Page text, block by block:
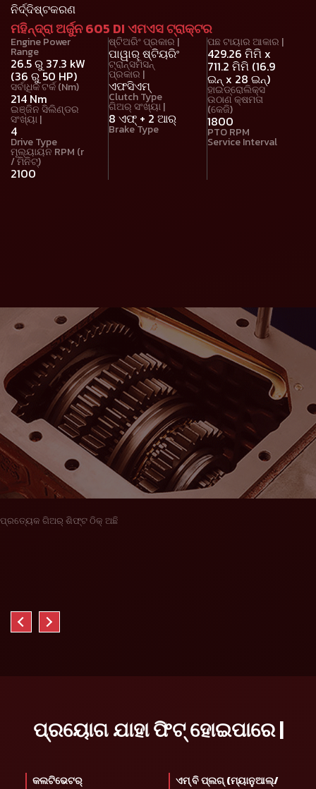
ନିର୍ଦ୍ଦିଷ୍ଟକରଣ
ମହିନ୍ଦ୍ରା ଅର୍ଜୁନ 605 DI ଏମଏସ ଟ୍ରାକ୍ଟର
Engine Power
Range
26.5 ରୁ 37.3 kW
(36 ରୁ 50 HP)
ସର୍ବାଧିକ ଟର୍କ (Nm)
214 Nm
ଇଞ୍ଜିନ ସିଲିଣ୍ଡର
ସଂଖ୍ୟା |
4
Drive Type
ମୂଲ୍ୟାୟନ RPM (r
/ ମିନିଟ୍)
2100
ଷ୍ଟିଅରିଂ ପ୍ରକାର |
ପାୱାର୍ ଷ୍ଟିୟରିଂ
ଟ୍ରାନ୍ସମିସନ୍
ପ୍ରକାର |
ଏଫସିଏମ୍
Clutch Type
ଗିଅର୍ ସଂଖ୍ୟା |
8 ଏଫ୍ + 2 ଆର୍
Brake Type
ପଛ ଟାୟାର ଆକାର |
429.26 ମିମି x
711.2 ମିମି (16.9
ଇନ୍ x 28 ଇନ୍)
ହାଇଡ୍ରୋଲିକ୍ସ
ଉଠାଣ କ୍ଷମତା
(କେଜି)
1800
PTO RPM
Service Interval
ପ୍ରତ୍ୟେକ ଗିଅର୍ ଶିଫ୍ଟ ଠିକ୍ ଅଛି
ପ୍ରୟୋଗ ଯାହା ଫିଟ୍ ହୋଇପାରେ |
କଲଟିଭେଟର୍
ଏମ୍ ବି ପ୍ଲଗ୍ (ମ୍ୟାନୁଆଲ୍/